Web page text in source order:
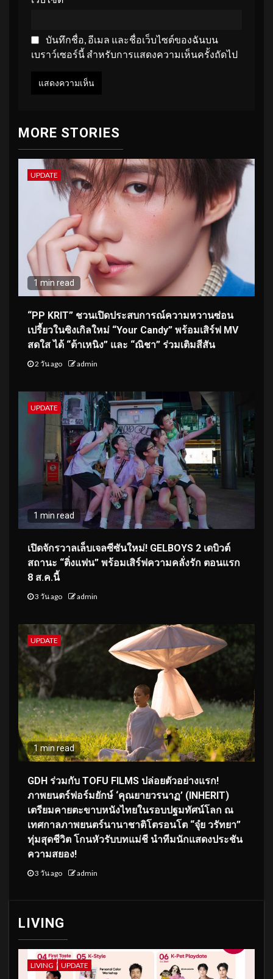
บันทึกชื่อ, อีเมล และชื่อเว็บไซต์ของฉันบน
เบราว์เซอร์นี้ สำหรับการแสดงความเห็นครั้งถัดไป
MORE STORIES
UPDATE
1 min read
“PP KRIT” ชวนเปิดประสบการณ์ความหวานซ่อน
เปรี้ยวในซิงเกิลใหม่ “Your Candy” พร้อมเสิร์ฟ MV
สดใส ได้ “ต้าเหนิง” และ “ณิชา” ร่วมเติมสีสัน
2 วัน ago admin
UPDATE
1 min read
เปิดจักรวาลเล็บเจลซีซันใหม่! GELBOYS 2 เดบิวต์
สถานะ “ติ่งแฟน” พร้อมเสิร์ฟความคลั่งรัก ตอนแรก
8 ส.ค.นี้
3 วัน ago admin
UPDATE
1 min read
GDH ร่วมกับ TOFU FILMS ปล่อยตัวอย่างแรก!
ภาพยนตร์ฟอร์มยักษ์ ‘คุณยายวรนาฏ’ (INHERIT)
เตรียมคายตะขาบหนังไทยในรอบปฐมทัศน์โลก ณ
เทศกาลภาพยนตร์นานาชาติโตรอนโต “จุ๋ย วรัทยา”
ทุ่มสุดชีวิต โกนหัวรับบทแม่ชี นำทีมนักแสดงประชัน
ความสยอง!
3 วัน ago admin
LIVING
LIVING UPDATE